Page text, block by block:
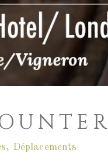
, Déplacements